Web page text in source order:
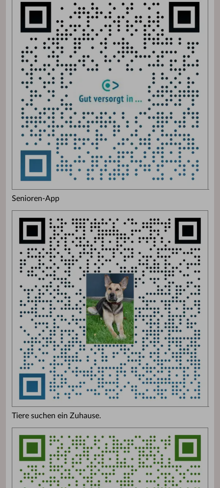
Senioren-App
Tiere suchen ein Zuhause.